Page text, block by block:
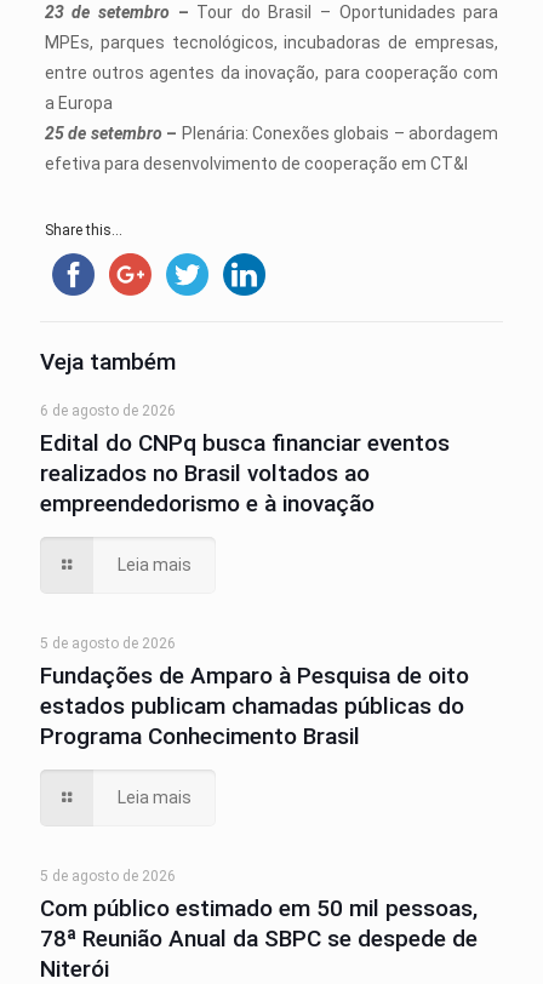
23 de setembro – Tour do Brasil – Oportunidades para
MPEs, parques tecnológicos, incubadoras de empresas,
entre outros agentes da inovação, para cooperação com
a Europa
25 de setembro– Plenária: Conexões globais – abordagem
efetiva para desenvolvimento de cooperação em CT&I
Share this...
Veja também
6 de agosto de 2026
Edital do CNPq busca financiar eventos
realizados no Brasil voltados ao
empreendedorismo e à inovação
Leia mais
5 de agosto de 2026
Fundações de Amparo à Pesquisa de oito
estados publicam chamadas públicas do
Programa Conhecimento Brasil
Leia mais
5 de agosto de 2026
Com público estimado em 50 mil pessoas,
78ª Reunião Anual da SBPC se despede de
Niterói